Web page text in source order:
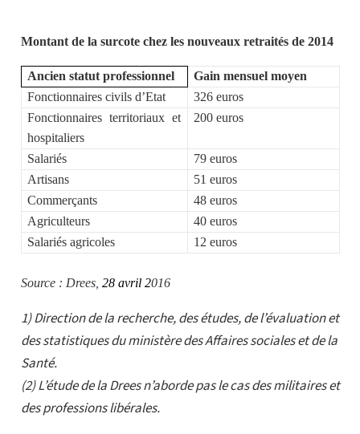
Montant de la surcote chez les nouveaux retraités de 2014
Ancien statut professionnel
Gain mensuel moyen
Fonctionnaires civils d’Etat
326 euros
Fonctionnaires territoriaux et
hospitaliers
200 euros
Salariés
79 euros
Artisans
51 euros
Commerçants
48 euros
Agriculteurs
40 euros
Salariés agricoles
12 euros
Source : Drees, 28 avril2016
1) Direction de la recherche, des études, de l’évaluation et
des statistiques du ministère des Affaires sociales et de la
Santé.
(2) L’étude de la Drees n’aborde pas le cas des militaires et
des professions libérales.